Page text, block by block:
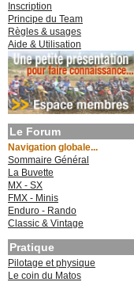
Inscription
Principe du Team
Règles & usages
Aide & Utilisation
Le Forum
Navigation globale...
Sommaire Général
La Buvette
MX - SX
FMX - Minis
Enduro - Rando
Classic & Vintage
Pratique
Pilotage et physique
Le coin du Matos